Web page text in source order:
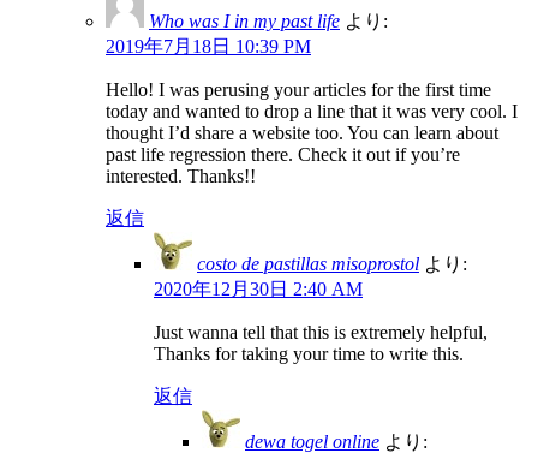
Who was I in my past life より:
2019年7月18日 10:39 PM
Hello! I was perusing your articles for the first time
today and wanted to drop a line that it was very cool. I
thought I’d share a website too. You can learn about
past life regression there. Check it out if you’re
interested. Thanks!!
返信
costo de pastillas misoprostol より:
2020年12月30日 2:40 AM
Just wanna tell that this is extremely helpful,
Thanks for taking your time to write this.
返信
dewa togel online より: